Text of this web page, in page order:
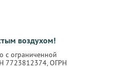
воздухом!
с ограниченной
7723812374, ОГРН